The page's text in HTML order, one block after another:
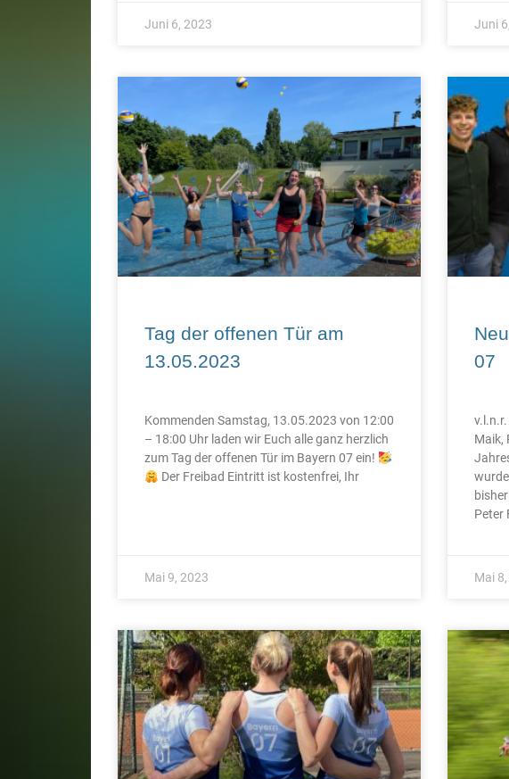
Juni 6, 2023 Juni
Tag der offenen Tür am
13.05.2023
Kommenden Samstag, 13.05.2023 von 12:00
– 18:00 Uhr laden wir Euch alle ganz herzlich
zum Tag der offenen Tür im Bayern 07 ein!
Der Freibad Eintritt ist kostenfrei, Ihr
Mai 9, 2023
07
Maik,
Peter
Mai